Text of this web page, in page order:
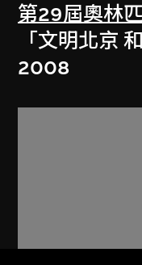
第29屆奧林
「文明北京
2008